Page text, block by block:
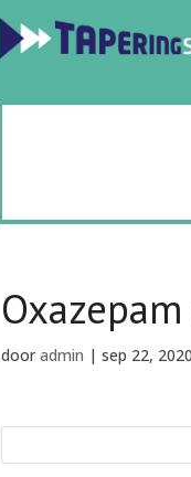
dooradmin |sep 22, 2020